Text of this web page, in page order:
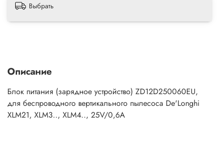
Выбрать
Описание
Блок питания (зарядное устройство) ZD12D250060EU,
для беспроводного вертикального пылесоса De'Longhi
XLM21, XLM3.., XLM4.., 25V/0,6A